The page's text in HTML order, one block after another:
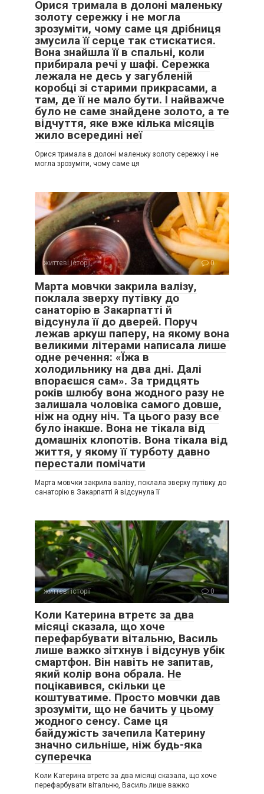
Орися тримала в долоні маленьку
золоту сережку і не могла
зрозуміти, чому саме ця дрібниця
змусила її серце так стискатися.
Вона знайшла її в спальні, коли
прибирала речі у шафі. Сережка
лежала не десь у загубленій
коробці зі старими прикрасами, а
там, де її не мало бути. І найважче
було не саме знайдене золото, а те
відчуття, яке вже кілька місяців
жило всередині неї
Орися тримала в долоні маленьку золоту сережку і не
могла зрозуміти, чому саме ця
життєві історії 0
Марта мовчки закрила валізу,
поклала зверху путівку до
санаторію в Закарпатті й
відсунула її до дверей. Поруч
лежав аркуш паперу, на якому вона
великими літерами написала лише
одне речення: «Їжа в
холодильнику на два дні. Далі
впораєшся сам». За тридцять
років шлюбу вона жодного разу не
залишала чоловіка самого довше,
ніж на одну ніч. Та цього разу все
було інакше. Вона не тікала від
домашніх клопотів. Вона тікала від
життя, у якому її турботу давно
перестали помічати
Марта мовчки закрила валізу, поклала зверху путівку до
санаторію в Закарпатті й відсунула її
життєві історії 0
Коли Катерина втретє за два
місяці сказала, що хоче
перефарбувати вітальню, Василь
лише важко зітхнув і відсунув убік
смартфон. Він навіть не запитав,
який колір вона обрала. Не
поцікавився, скільки це
коштуватиме. Просто мовчки дав
зрозуміти, що не бачить у цьому
жодного сенсу. Саме ця
байдужість зачепила Катерину
значно сильніше, ніж будь-яка
суперечка
Коли Катерина втретє за два місяці сказала, що хоче
перефарбувати вітальню, Василь лише важко